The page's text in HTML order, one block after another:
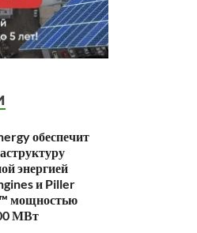
обеспечит
энергией
и Piller
мощностью
МВт